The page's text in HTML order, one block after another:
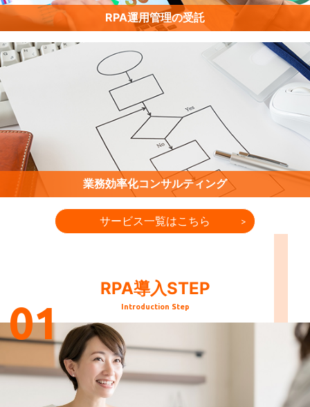
RPA運用管理の受託
業務効率化コンサルティング
サービス一覧はこちら
RPA導入STEP
Introduction Step
01